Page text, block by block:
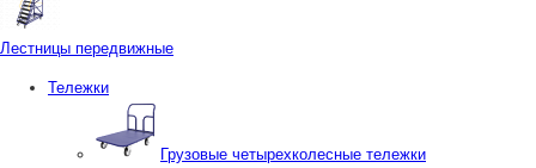
Лестницы передвижные
Тележки
Грузовые четырехколесные тележки